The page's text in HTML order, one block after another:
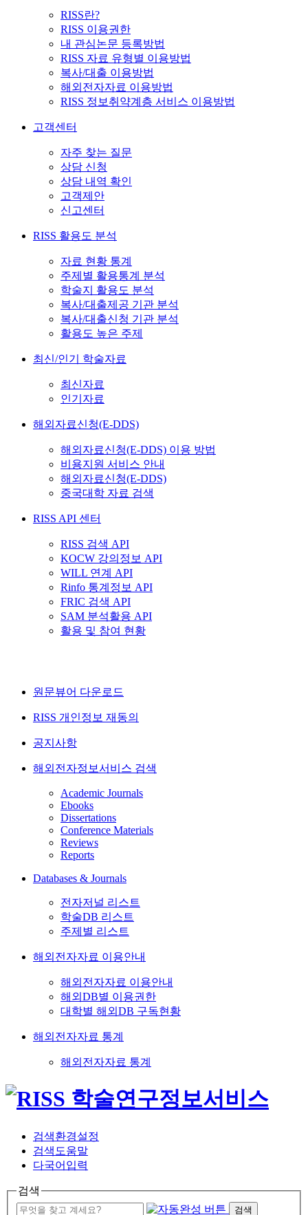
RISS란?
RISS 이용권한
내 관심논문 등록방법
RISS 자료 유형별 이용방법
복사/대출 이용방법
해외전자자료 이용방법
RISS 정보취약계층 서비스 이용방법
고객센터
자주 찾는 질문
상담 신청
상담 내역 확인
고객제안
신고센터
RISS 활용도 분석
자료 현황 통계
주제별 활용통계 분석
학술지 활용도 분석
복사/대출제공 기관 분석
복사/대출신청 기관 분석
활용도 높은 주제
최신/인기 학술자료
최신자료
인기자료
해외자료신청(E-DDS)
해외자료신청(E-DDS) 이용 방법
비용지원 서비스 안내
해외자료신청(E-DDS)
중국대학 자료 검색
RISS API 센터
RISS 검색 API
KOCW 강의정보 API
WILL 연계 API
Rinfo 통계정보 API
FRIC 검색 API
SAM 분석활용 API
활용 및 참여 현황
원문뷰어 다운로드
RISS 개인정보 재동의
공지사항
해외전자정보서비스 검색
Academic Journals
Ebooks
Dissertations
Conference Materials
Reviews
Reports
Databases & Journals
전자저널 리스트
학술DB 리스트
주제별 리스트
해외전자자료 이용안내
해외전자자료 이용안내
해외DB별 이용권한
대학별 해외DB 구독현황
해외전자자료 통계
해외전자자료 통계
검색환경설정
검색도움말
다국어입력
검색
검색